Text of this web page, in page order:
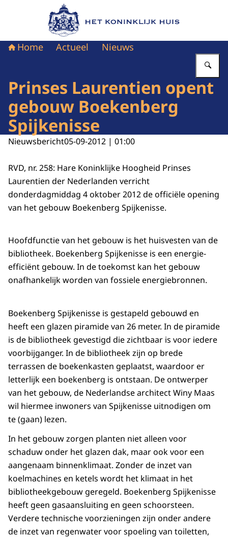
Naar de homepage van Het Koninklijk Huis
Home Actueel Nieuws
Prinses Laurentien opent
gebouw Boekenberg
Spijkenisse
Nieuwsbericht05-09-2012 | 01:00
RVD, nr. 258: Hare Koninklijke Hoogheid Prinses
Laurentien der Nederlanden verricht
donderdagmiddag 4 oktober 2012 de officiële opening
van het gebouw Boekenberg Spijkenisse.
Hoofdfunctie van het gebouw is het huisvesten van de
bibliotheek. Boekenberg Spijkenisse is een energie-
efficiënt gebouw. In de toekomst kan het gebouw
onafhankelijk worden van fossiele energiebronnen.
Boekenberg Spijkenisse is gestapeld gebouwd en
heeft een glazen piramide van 26 meter. In de piramide
is de bibliotheek gevestigd die zichtbaar is voor iedere
voorbijganger. In de bibliotheek zijn op brede
terrassen de boekenkasten geplaatst, waardoor er
letterlijk een boekenberg is ontstaan. De ontwerper
van het gebouw, de Nederlandse architect Winy Maas
wil hiermee inwoners van Spijkenisse uitnodigen om
te (gaan) lezen.
In het gebouw zorgen planten niet alleen voor
schaduw onder het glazen dak, maar ook voor een
aangenaam binnenklimaat. Zonder de inzet van
koelmachines en ketels wordt het klimaat in het
bibliotheekgebouw geregeld. Boekenberg Spijkenisse
heeft geen gasaansluiting en geen schoorsteen.
Verdere technische voorzieningen zijn onder andere
de inzet van regenwater voor spoeling van toiletten,